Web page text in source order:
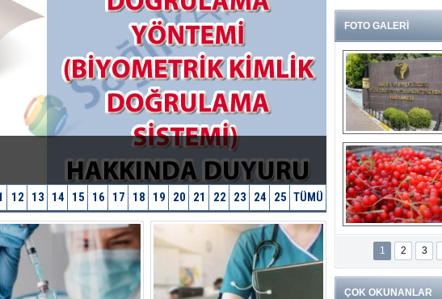
12 13 14 15 16 17 18 19 20 21 22 23 24 25 TÜMÜ
FOTO GALERİ
Ve burası da bir
devlet hastanesi
Gilaburu meyvesi
kanserden koruyor
1 2 3
ÇOK OKUNANLAR